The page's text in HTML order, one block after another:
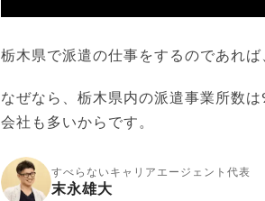
栃木県で派遣の仕事をするのであれば
なぜなら、栃木県内の派遣事業所数
会社も多いからです。
すべらないキャリアエージェント代表
末永雄大